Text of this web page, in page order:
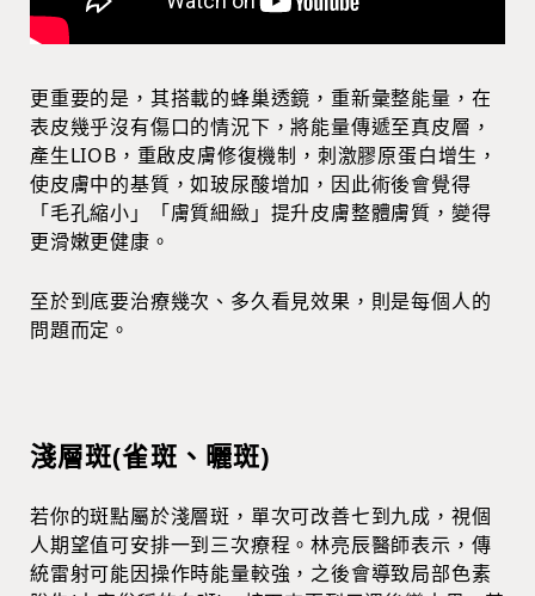
更重要的是，其搭載的蜂巢透鏡，重新彙整能量，在
表皮幾乎沒有傷口的情況下，將能量傳遞至真皮層，
產生LIOB，重啟皮膚修復機制，刺激膠原蛋白增生，
使皮膚中的基質，如玻尿酸增加，因此術後會覺得
「毛孔縮小」「膚質細緻」提升皮膚整體膚質，變得
更滑嫩更健康。
至於到底要治療幾次、多久看見效果，則是每個人的
問題而定。
淺層斑(雀斑、曬斑)
若你的斑點屬於淺層斑，單次可改善七到九成，視個
人期望值可安排一到三次療程。林亮辰醫師表示，傳
統雷射可能因操作時能量較強，之後會導致局部色素